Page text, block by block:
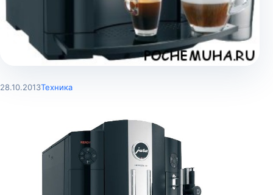
28.10.2013Техника